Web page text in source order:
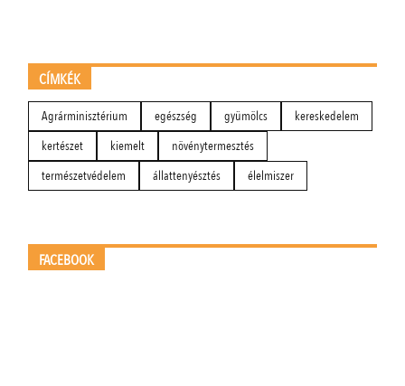
CÍMKÉK
Agrárminisztérium egészség gyümölcs
kereskedelem
kertészet
kiemelt
növénytermesztés
természetvédelem
állattenyésztés élelmiszer
FACEBOOK